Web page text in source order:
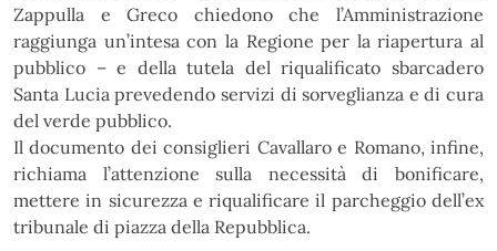
Zappulla e Greco chiedono che l’Amministrazione
raggiunga un’intesa con la Regioneper la riapertura al
pubblico – e della tutela del riqualificato sbarcadero
Santa Lucia prevedendo servizi disorveglianza e di cura
del verde pubblico.
Il documento dei consiglieri Cavallaro e Romano, infine,
richiama l’attenzione sulla necessità di
bonificare,
mettere in sicurezza e riqualificare il parcheggio dell’ex
tribunale di piazza della Repubblica.